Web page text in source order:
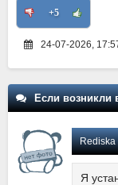
+5
24-07-2026,
Если возникли
Rediska
Я